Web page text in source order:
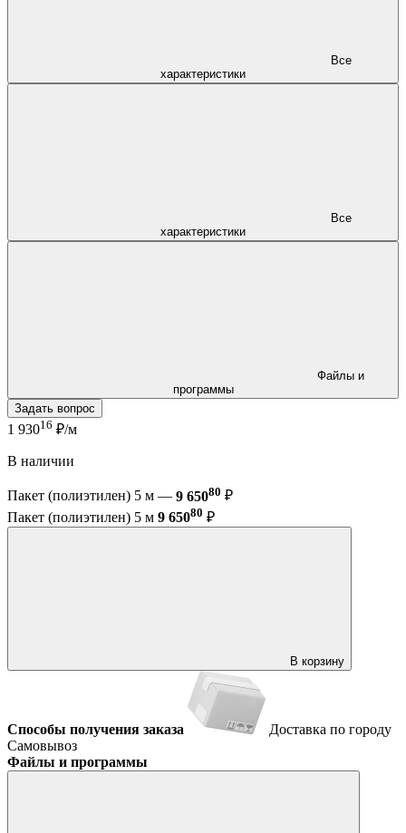
характеристики
характеристики
программы
Задать вопрос
1 93016 ₽/м
В наличии
Пакет (полиэтилен) 5 м — 9 65080 ₽
Пакет (полиэтилен) 5 м 9 65080 ₽
В корзину
Способы получения заказа
Доставка по городу
Самовывоз
Файлы и программы